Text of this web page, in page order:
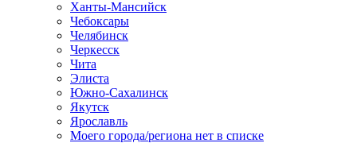
Ханты-Мансийск
Чебоксары
Челябинск
Черкесск
Чита
Элиста
Южно-Сахалинск
Якутск
Ярославль
Моего города/региона нет в списке